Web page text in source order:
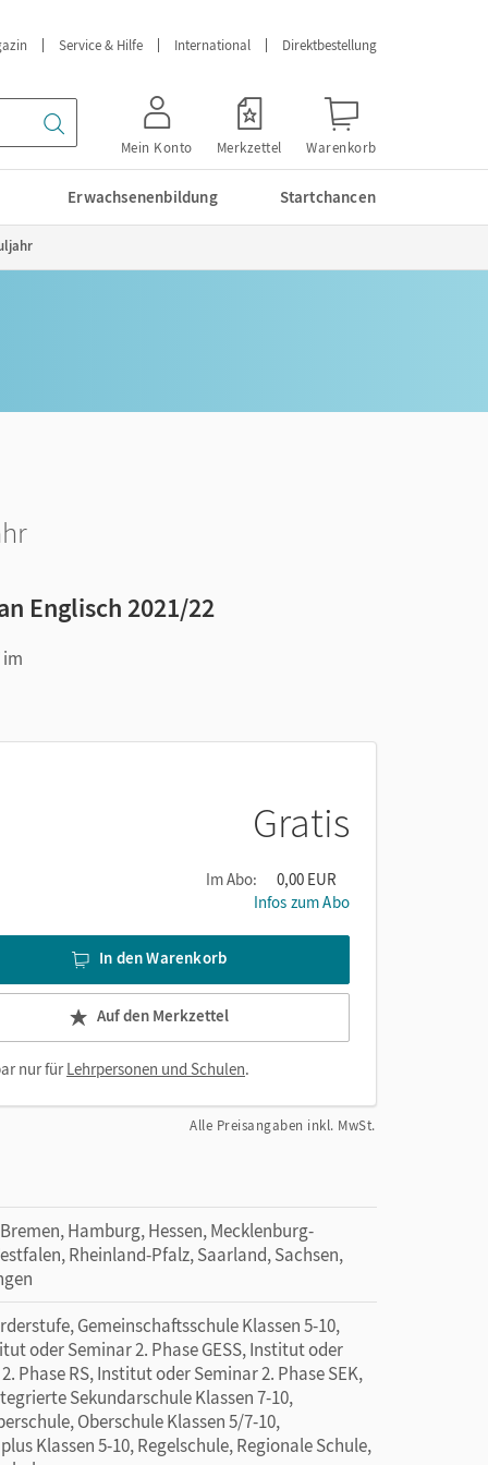
Service & Hilfe International Direktbestellung
Mein Konto Merkzettel Warenkorb
Erwachsenenbildung Startchancen
Englisch 2021/22
im
Gratis
Im Abo:
0,00 EUR
Infos zum Abo
In den Warenkorb
Auf den Merkzettel
nur fürLehrpersonen und Schulen.
Alle Preisangaben inkl. MwSt.
Hamburg, Hessen, Mecklenburg-
Rheinland-Pfalz, Saarland, Sachsen,
Gemeinschaftsschule Klassen 5-10,
oder Seminar 2. Phase GESS, Institut oder
Phase RS, Institut oder Seminar 2. Phase SEK,
Sekundarschule Klassen 7-10,
Oberschule Klassen 5/7-10,
Klassen 5-10, Regelschule, Regionale Schule,